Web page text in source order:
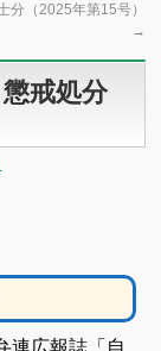
分（2025年第15号）
→
戒処分
連広報誌「自